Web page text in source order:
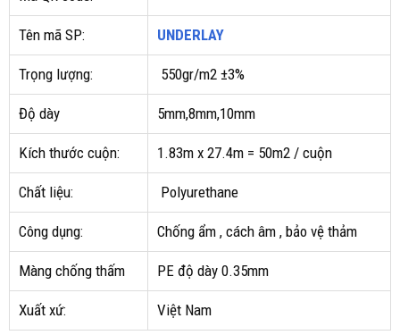
Tên mã SP: UNDERLAY
Trọng lượng: 550gr/m2 ±3%
Độ dày 5mm,8mm,10mm
Kích thước cuộn: 1.83m x 27.4m = 50m2 / cuộn
Chất liệu: Polyurethane
Công dụng: Chống ẩm , cách âm , bảo vệ thảm
Màng chống thấm PE độ dày 0.35mm
Xuất xứ: Việt Nam